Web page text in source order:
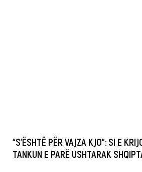
“S’ËSHTË PËR VAJZA KJO”: SI E
TANKUN E PARË USHTARAK